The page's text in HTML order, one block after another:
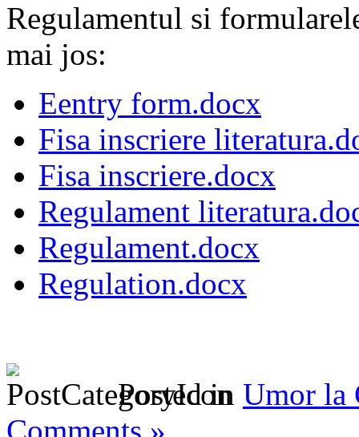
Regulamentul si
mai jos:
Eentry form.docx
Fisa inscriere
Fisa inscriere.docx
Regulament
Regulament.docx
Regulation.docx
Posted in Umor la